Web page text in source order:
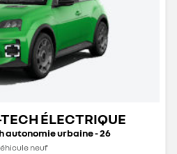
ÉLECTRIQUE
autonomie urbaine - 26
neuf